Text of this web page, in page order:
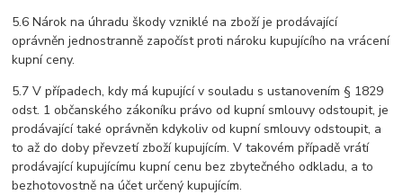
5.6 Nárok na úhradu škody vzniklé na zboží je prodávající
oprávněn jednostranně započíst proti nároku kupujícího na vrácení
kupní ceny.
5.7 V případech, kdy má kupující v souladu s ustanovením § 1829
odst. 1 občanského zákoníku právo od kupní smlouvy odstoupit, je
prodávající také oprávněn kdykoliv od kupní smlouvy odstoupit, a
to až do doby převzetí zboží kupujícím. V takovém případě vrátí
prodávající kupujícímu kupní cenu bez zbytečného odkladu, a to
bezhotovostně na účet určený kupujícím.